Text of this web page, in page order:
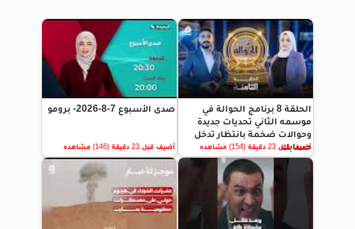
الحلقة 8 برنامج الحوالة في
موسمه الثاني تحديات جديدة
وحوالات ضخمة بانتظار تدخل
حسابك
أضيف قبل 23 دقيقة (154) مشاهده
صدى الأسبوع 7-8-2026- برومو
أضيف قبل 23 دقيقة (146) مشاهده